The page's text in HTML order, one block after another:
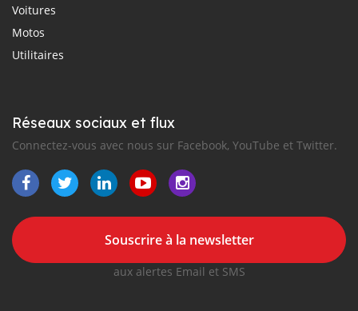
Voitures
Motos
Utilitaires
Réseaux sociaux et flux
Connectez-vous avec nous sur Facebook, YouTube et Twitter.
Souscrire à la newsletter
aux alertes Email et SMS